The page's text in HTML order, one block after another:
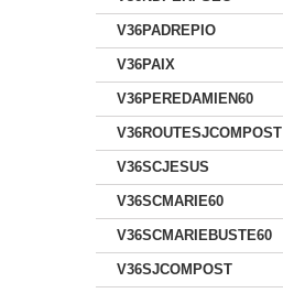
V36PADREPIO
V36PAIX
V36PEREDAMIEN60
V36ROUTESJCOMPOST
V36SCJESUS
V36SCMARIE60
V36SCMARIEBUSTE60
V36SJCOMPOST